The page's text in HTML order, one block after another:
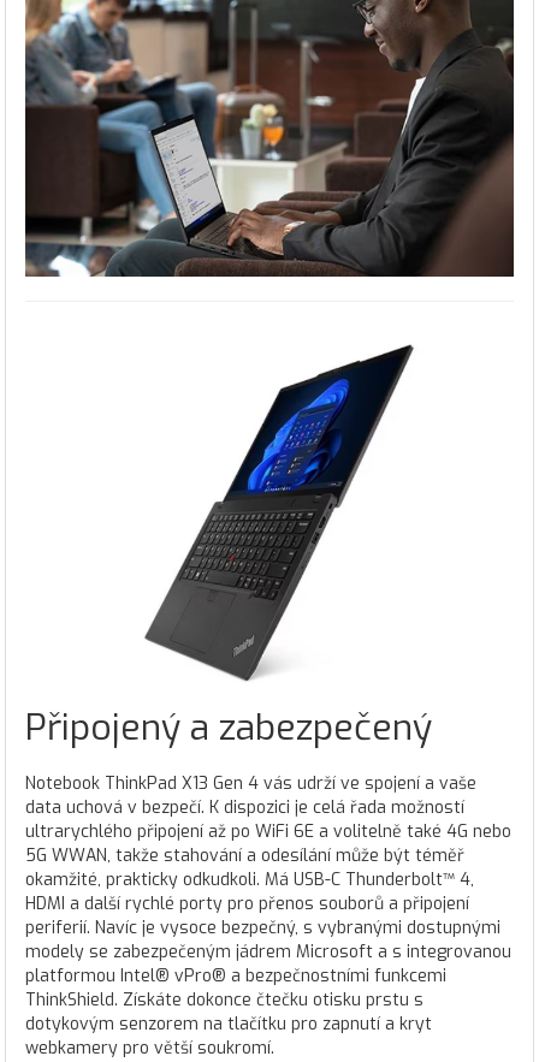
Připojený a zabezpečený
Notebook ThinkPad X13 Gen 4 vás udrží ve spojení a vaše
data uchová v bezpečí. K dispozici je celá řada možností
ultrarychlého připojení až po WiFi 6E a volitelně také 4G nebo
5G WWAN, takže stahování a odesílání může být téměř
okamžité, prakticky odkudkoli. Má USB-C Thunderbolt™ 4,
HDMI a další rychlé porty pro přenos souborů a připojení
periferií. Navíc je vysoce bezpečný, s vybranými dostupnými
modely se zabezpečeným jádrem Microsoft a s integrovanou
platformou Intel® vPro® a bezpečnostními funkcemi
ThinkShield. Získáte dokonce čtečku otisku prstu s
dotykovým senzorem na tlačítku pro zapnutí a kryt
webkamery pro větší soukromí.